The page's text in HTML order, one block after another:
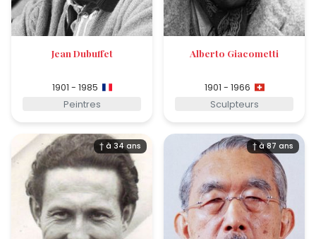
Jean Dubuffet
1901 - 1985
Peintres
Alberto Giacometti
1901 - 1966
Sculpteurs
† à 34 ans † à 87 ans